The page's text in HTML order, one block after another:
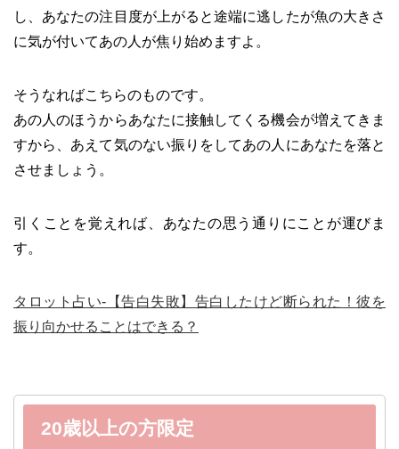
し、あなたの注目度が上がると途端に逃したが魚の大きさ
に気が付いてあの人が焦り始めますよ。
そうなればこちらのものです。
あの人のほうからあなたに接触してくる機会が増えてきま
すから、あえて気のない振りをしてあの人にあなたを落と
させましょう。
引くことを覚えれば、あなたの思う通りにことが運びま
す。
タロット占い-【告白失敗】告白したけど断られた！彼を
振り向かせることはできる？
20歳以上の方限定